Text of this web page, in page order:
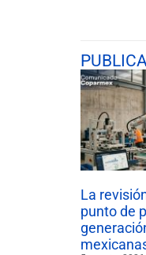
La
punto de